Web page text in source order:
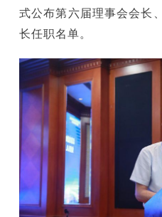
式公布第六届理事会会长
长任职名单。